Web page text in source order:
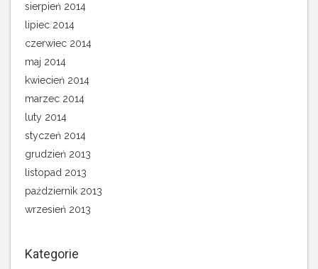
sierpień 2014
lipiec 2014
czerwiec 2014
maj 2014
kwiecień 2014
marzec 2014
luty 2014
styczeń 2014
grudzień 2013
listopad 2013
październik 2013
wrzesień 2013
Kategorie